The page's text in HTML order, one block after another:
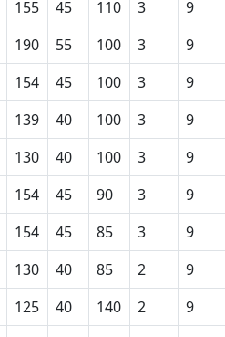
155 45 110 3
9
190 55 100 3
9
154 45 100 3
9
139 40 100 3
9
130 40 100 3
9
154 45 90 3
9
154 45 85 3
9
130 40 85 2
9
125 40 140 2
9